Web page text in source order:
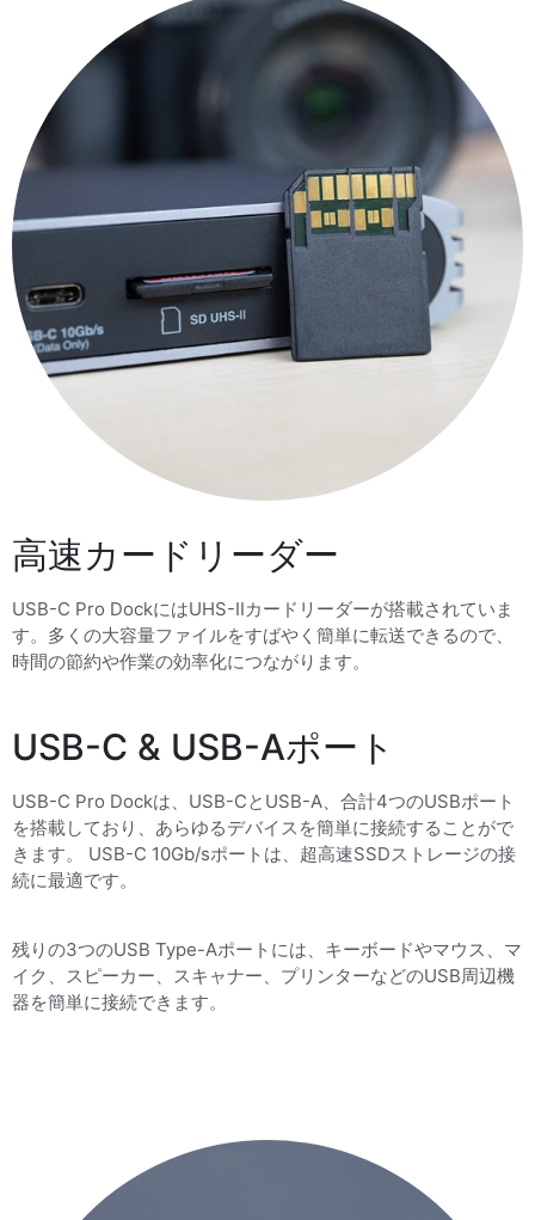
高速カードリーダー
USB-C Pro DockにはUHS-IIカードリーダーが搭載されていま
す。多くの大容量ファイルをすばやく簡単に転送できるので、
時間の節約や作業の効率化につながります。
USB-C & USB-Aポート
USB-C Pro Dockは、USB-CとUSB-A、合計4つのUSBポート
を搭載しており、あらゆるデバイスを簡単に接続することがで
きます。 USB-C 10Gb/sポートは、超高速SSDストレージの接
続に最適です。
残りの3つのUSB Type-Aポートには、キーボードやマウス、マ
イク、スピーカー、スキャナー、プリンターなどのUSB周辺機
器を簡単に接続できます。